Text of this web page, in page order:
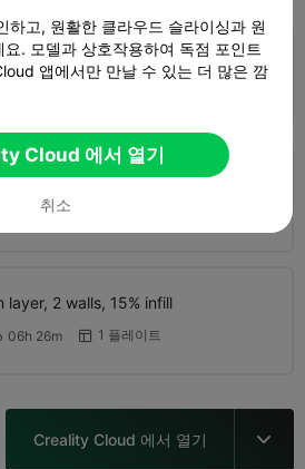
layer, 3 walls, 15% infill

layer, 2 walls, 10% infill
01h 34m
layer, 2 walls, 15% infill
06h 26m  1 플레이트
Creality Cloud 에서 열기 
하고, 원활한 클라우드 슬라이싱과 원
. 모델과 상호작용하여 독점 포인트
앱에서만 만날 수 있는 더 많은 깜
Cloud 에서 열기
취소